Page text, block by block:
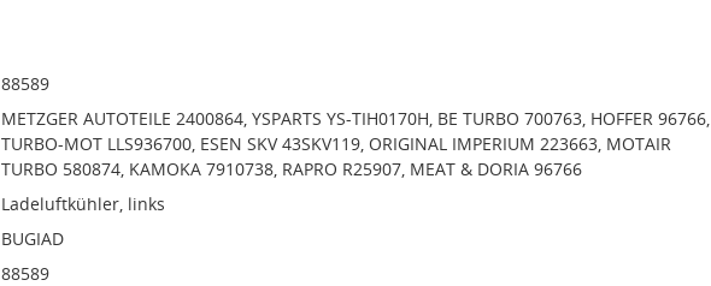
88589
METZGER AUTOTEILE 2400864, YSPARTS YS-TIH0170H, BE TURBO 700763, HOFFER 96766,
TURBO-MOT LLS936700, ESEN SKV 43SKV119, ORIGINAL IMPERIUM 223663, MOTAIR
TURBO 580874, KAMOKA 7910738, RAPRO R25907, MEAT & DORIA 96766
Ladeluftkühler, links
BUGIAD
88589